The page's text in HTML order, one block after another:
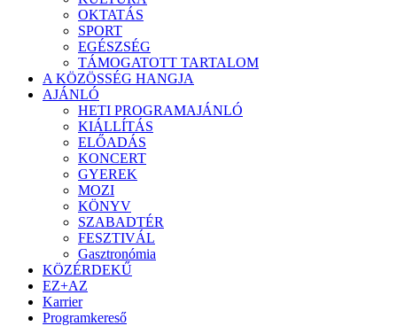
OKTATÁS
SPORT
EGÉSZSÉG
TÁMOGATOTT TARTALOM
A KÖZÖSSÉG HANGJA
AJÁNLÓ
HETI PROGRAMAJÁNLÓ
KIÁLLÍTÁS
ELŐADÁS
KONCERT
GYEREK
MOZI
KÖNYV
SZABADTÉR
FESZTIVÁL
Gasztronómia
KÖZÉRDEKŰ
EZ+AZ
Karrier
Programkereső